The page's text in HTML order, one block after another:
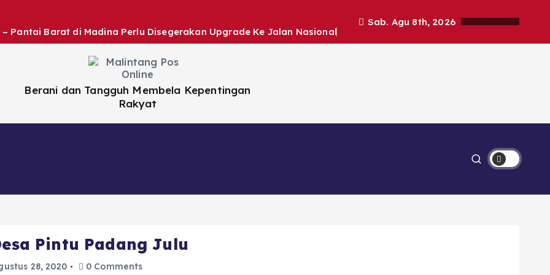
Pantai Barat di Madina Perlu Disegerakan Upgrade Ke Jalan Nasional
Sab. Agu 8th, 2026
Berani dan Tangguh Membela Kepentingan
Rakyat
Pintu Padang Julu
28, 2020 0 Comments